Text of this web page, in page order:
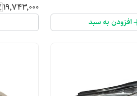
افزودن به سبد
۱۹٬۷۴۳٬۰۰۰